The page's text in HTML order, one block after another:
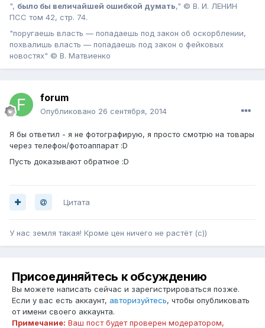
", было бы величайшей ошибкой думать," © В. И. ЛЕНИН
ПСС том 42, стр. 74.
"поругаешь власть — попадаешь под закон об оскорблении,
похвалишь власть — попадаешь под закон о фейковых
новостях" © В. Матвиенко
forum
Опубликовано 26 сентября, 2014
Я бы ответил - я не фотографирую, я просто смотрю на товары
через телефон/фотоаппарат :D
Пусть доказывают обратное :D
Цитата
У нас земля такая! Кроме цен ничего не растёт (с))
Присоединяйтесь к обсуждению
Вы можете написать сейчас и зарегистрироваться позже.
Если у вас есть аккаунт, авторизуйтесь, чтобы опубликовать
от имени своего аккаунта.
Примечание: Ваш пост будет проверен модератором,